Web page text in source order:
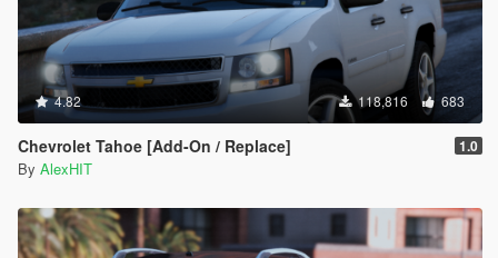
4.82 118,816 683
Chevrolet Tahoe [Add-On / Replace] 1.0
By AlexHIT